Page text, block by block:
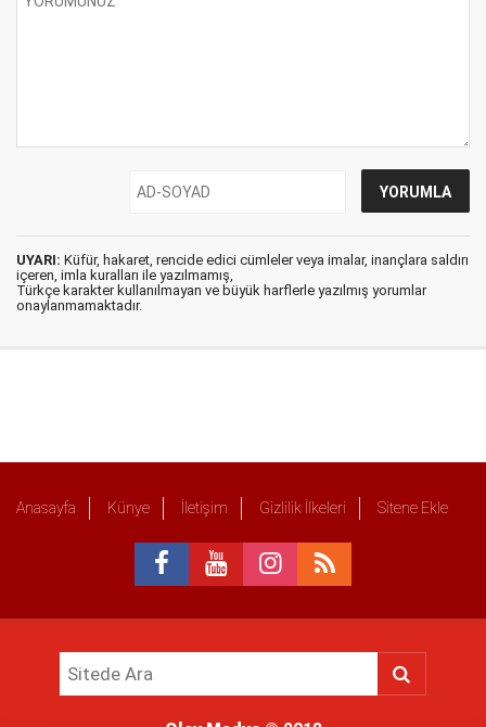
UYARI: Küfür, hakaret, rencide edici cümleler veya imalar, inançlara saldırı
içeren, imla kuralları ile yazılmamış,
Türkçe karakter kullanılmayan ve büyük harflerle yazılmış yorumlar
onaylanmamaktadır.
Anasayfa Künye İletişim Gizlilik İlkeleri Sitene Ekle